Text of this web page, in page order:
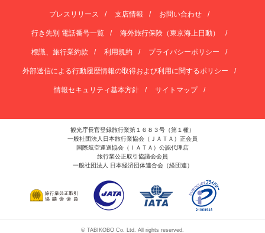
プレスリリース 支店情報 お問い合わせ
行き先別 電話番号一覧 海外旅行保険（東京海上日動）
標識、旅行業約款 利用規約 プライバシーポリシー
外部送信による行動履歴情報の取得および利用に関するポリシー
情報セキュリティ基本方針 サイトマップ
観光庁長官登録旅行業第１６８３号（第１種）
一般社団法人日本旅行業協会（ＪＡＴＡ）正会員
国際航空運送協会（ＩＡＴＡ）公認代理店
旅行業公正取引協議会会員
一般社団法人 日本経済団体連合会（経団連）
© TABIKOBO Co. Ltd. All rights reserved.